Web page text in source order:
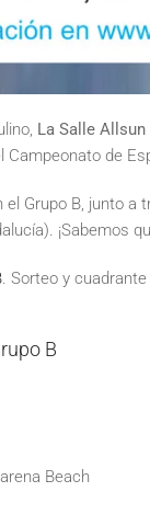
La Salle
Campeonato de
Grupo B, junto
¡Sabemos
. Sorteo y
B
Beach